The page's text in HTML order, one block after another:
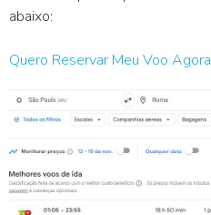
abaixo:
Quero Reservar Meu Voo Agora